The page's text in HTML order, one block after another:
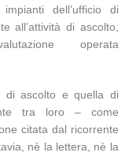
dell’ufficio di
all’attività di ascolto,
operata
di ascolto e quella di
tra loro – come
citata dal ricorrente
nè la lettera, nè la